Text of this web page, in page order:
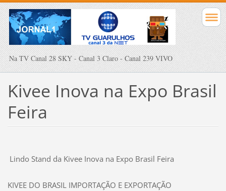
Na TV Canal 28 SKY - Canal 3 Claro - Canal 239 VIVO
Kivee Inova na Expo Brasil
Feira
Lindo Stand da Kivee Inova na Expo Brasil Feira
KIVEE DO BRASIL IMPORTAÇÃO E EXPORTAÇÃO